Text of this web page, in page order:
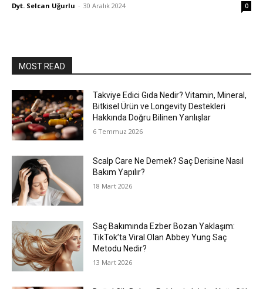
Dyt. Selcan Uğurlu - 30 Aralık 2024 0
MOST READ
Takviye Edici Gıda Nedir? Vitamin, Mineral,
Bitkisel Ürün ve Longevity Destekleri
Hakkında Doğru Bilinen Yanlışlar
6 Temmuz 2026
Scalp Care Ne Demek? Saç Derisine Nasıl
Bakım Yapılır?
18 Mart 2026
Saç Bakımında Ezber Bozan Yaklaşım:
TikTok’ta Viral Olan Abbey Yung Saç
Metodu Nedir?
13 Mart 2026